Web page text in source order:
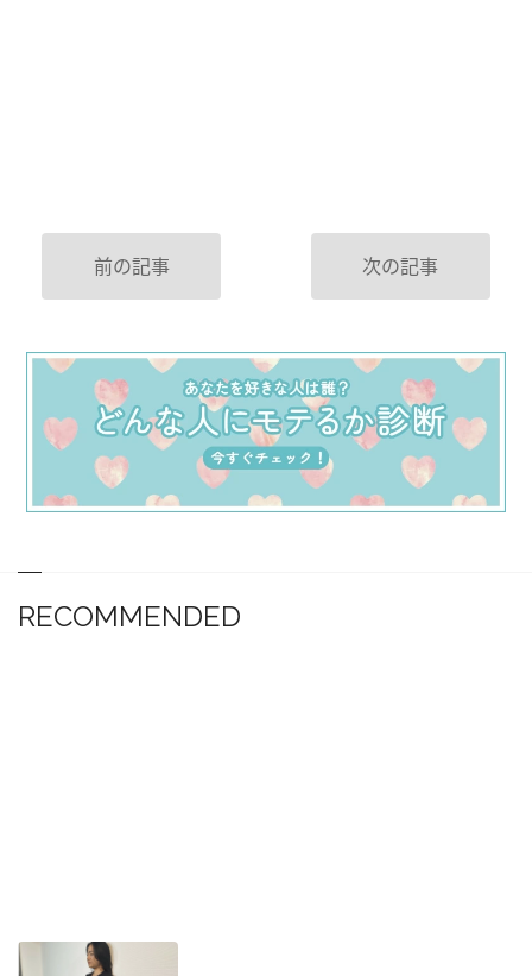
前の記事 次の記事
RECOMMENDED